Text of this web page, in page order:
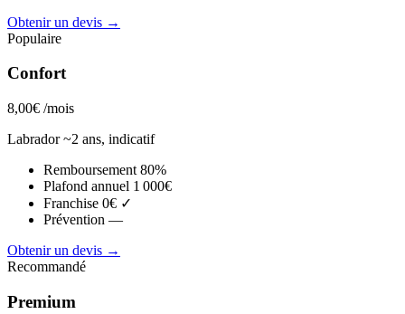
Obtenir un devis →
Populaire
Confort
8,00€ /mois
Labrador ~2 ans, indicatif
Remboursement 80%
Plafond annuel 1 000€
Franchise 0€ ✓
Prévention —
Obtenir un devis →
Recommandé
Premium